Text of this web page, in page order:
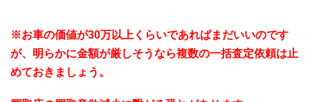
※お車の価値が30万以上くらいであればまだいいのです
が、明らかに金額が厳しそうなら複数の一括査定依頼は止
めておきましょう。